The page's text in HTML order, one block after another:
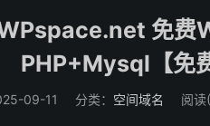
免费
PHP+Mysql【免
09-11 分类： 空间域名 阅读